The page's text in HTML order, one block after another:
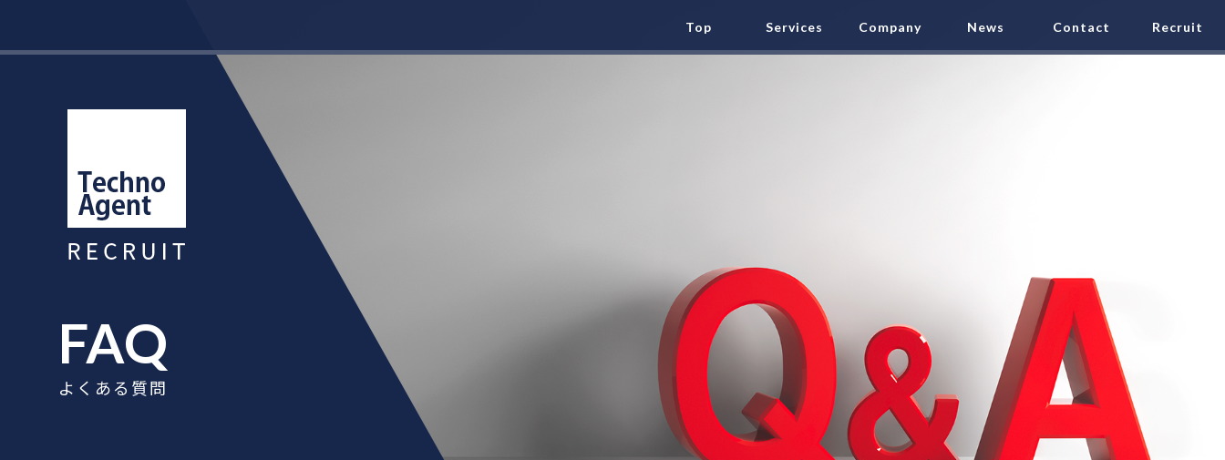
Top Services Company News Contact Recruit
FAQ
よくある質問